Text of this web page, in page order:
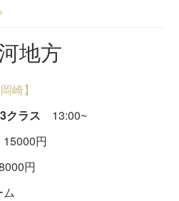
地方
崎】
クラス 13:00~
円
円